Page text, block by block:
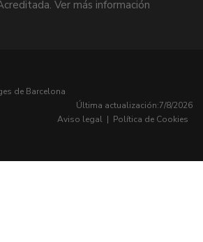
de Barcelona
Última actualización:7/8/2026
Aviso legal | Política de Cookies